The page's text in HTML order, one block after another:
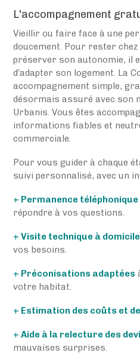
L'accompagnement
Vieillir ou faire face à une
doucement. Pour rester
préserver son autonomie, il
d’adapter son logement. La
accompagnement simple,
désormais assuré avec son
Urbanis. Vous êtes
informations fiables et
commerciale.
Pour vous guider à chaque
suivi personnalisé, avec un
+ Permanence téléphonique
répondre à vos questions.
+ Visite technique à domicile
vos besoins.
+ Préconisations adaptées
votre habitat.
+ Estimation des coûts et
+ Aide à la relecture des
mauvaises surprises.